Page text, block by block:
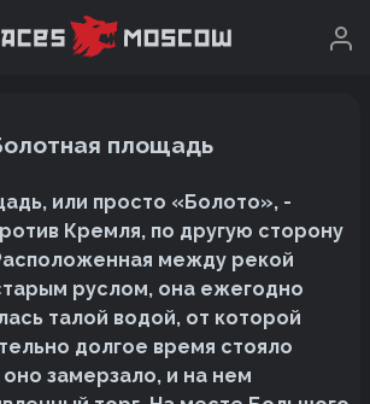
площадь
или просто «Болото», -
Кремля, по другую сторону
между рекой
руслом, она ежегодно
талой водой, от которой
долгое время стояло
замерзало, и на нем